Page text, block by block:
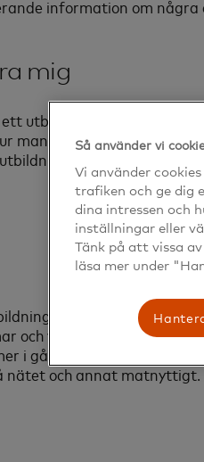
information om några
mig
utbildningspaket som
man kan skydda sig
i
som genomförs av
och vuxna handledare
i gång, följer släkt och
nätet och annat matnyttigt.
Så använder vi
Vi använder
trafiken och ge dig
dina intressen och
inställningar eller
Tänk på att vissa
läsa mer under